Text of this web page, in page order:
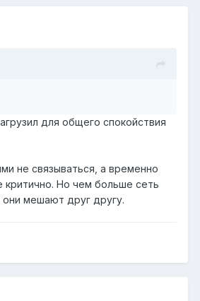
для общего спокойствия
не связываться, а временно
критично. Но чем больше сеть
мешают друг другу.